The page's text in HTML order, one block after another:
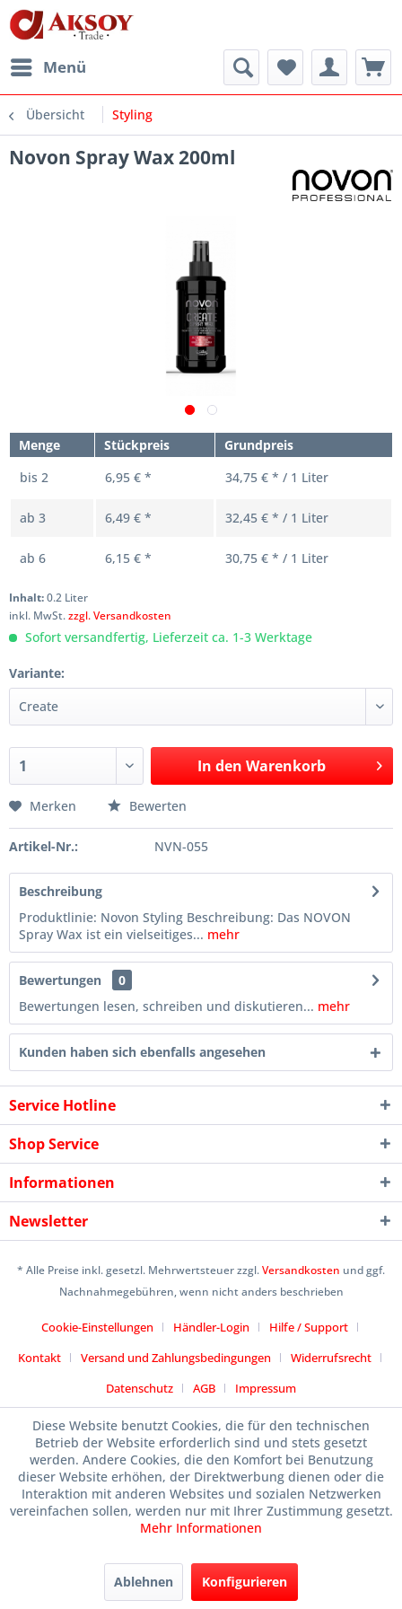
Menü
Übersicht Styling
Novon Spray Wax 200ml
Menge Stückpreis
Grundpreis
bis 2 6,95 € * 34,75 € * / 1 Liter
ab 3 6,49 € * 32,45 € * / 1 Liter
ab 6 6,15 € * 30,75 € * / 1 Liter
Inhalt:0.2 Liter
inkl. MwSt.zzgl. Versandkosten
Sofort versandfertig, Lieferzeit ca. 1-3 Werktage
Variante:
In den Warenkorb
Merken Bewerten
Artikel-Nr.: NVN-055
Beschreibung
Produktlinie: Novon Styling Beschreibung: Das NOVON
Spray Wax ist ein vielseitiges... mehr
Bewertungen
0
Bewertungen lesen, schreiben und diskutieren... mehr
Kunden haben sich ebenfalls angesehen
Service Hotline
Shop Service
Informationen
Newsletter
* Alle Preise inkl. gesetzl. Mehrwertsteuer zzgl.Versandkosten und ggf.
Nachnahmegebühren, wenn nicht anders beschrieben
Cookie-Einstellungen Händler-Login
Hilfe / Support
Kontakt
Versand und Zahlungsbedingungen
Widerrufsrecht
Datenschutz
AGB Impressum
Designed byicommercetime
Diese Website benutzt Cookies, die für den technischen
Betrieb der Website erforderlich sind und stets gesetzt
werden. Andere Cookies, die den Komfort bei Benutzung
dieser Website erhöhen, der Direktwerbung dienen oder die
Interaktion mit anderen Websites und sozialen Netzwerken
vereinfachen sollen, werden nur mit Ihrer Zustimmung gesetzt.
Mehr Informationen
Ablehnen Konfigurieren